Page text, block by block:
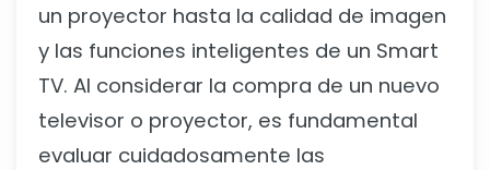
un proyector hasta la calidad de imagen
y las funciones inteligentes de un Smart
TV. Al considerar la compra de un nuevo
televisor o proyector, es fundamental
evaluar cuidadosamente las